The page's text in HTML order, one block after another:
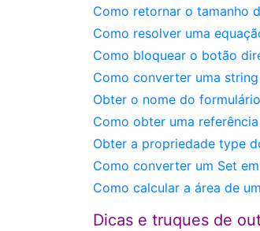
Como retornar o tamanho
Como resolver uma
Como bloquear o botão
Como converter uma
Obter o nome do
Como obter uma
Obter a propriedade type
Como converter um Set
Como calcular a área de
Dicas e truques de